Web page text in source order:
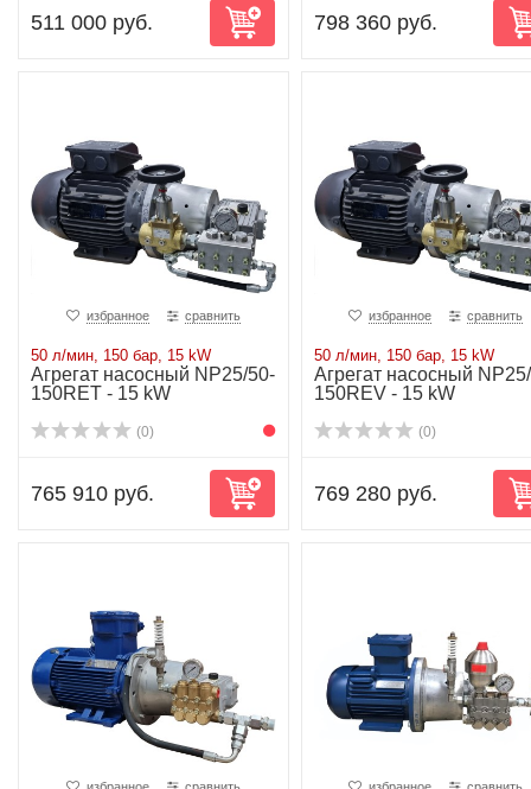
511 000 руб. 798 360 руб.
избранное сравнить
50 л/мин, 150 бар, 15 kW
Агрегат насосный NP25/50-
150RET - 15 kW
(0)
765 910 руб.
избранное сравнить
50 л/мин, 150 бар, 15 kW
Агрегат насосный
150REV - 15 kW
(0)
769 280 руб.